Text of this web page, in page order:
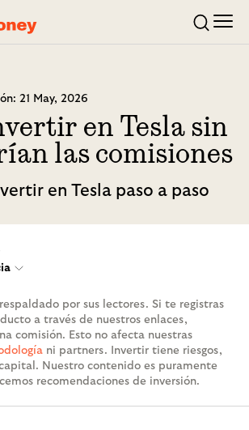
Buscar
21 May, 2026
en Tesla sin
las comisiones
en Tesla paso a paso
por sus lectores. Si te registras
a través de nuestros enlaces,
comisión. Esto no afecta nuestras
ni partners. Invertir tiene riesgos,
Nuestro contenido es puramente
recomendaciones de inversión.